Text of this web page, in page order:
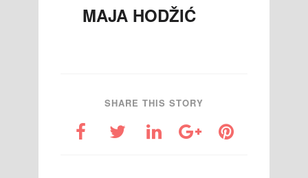
MAJA HODŽIĆ
SHARE THIS STORY